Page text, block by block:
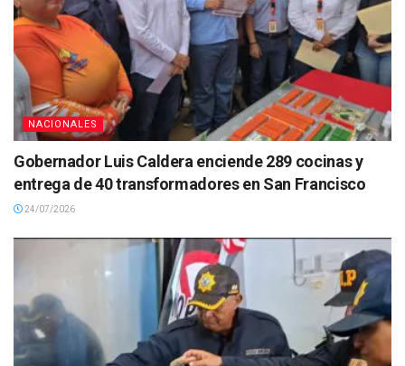
NACIONALES
Gobernador Luis Caldera enciende 289 cocinas y
entrega de 40 transformadores en San Francisco
24/07/2026